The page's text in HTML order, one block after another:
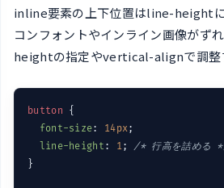
inline要素の上下位置はline-height
コンフォントやインライン画像がず
heightの指定やvertical-alignで調整
button {
font-size: 14px;
line-height : 1; /* 行高を詰める
}